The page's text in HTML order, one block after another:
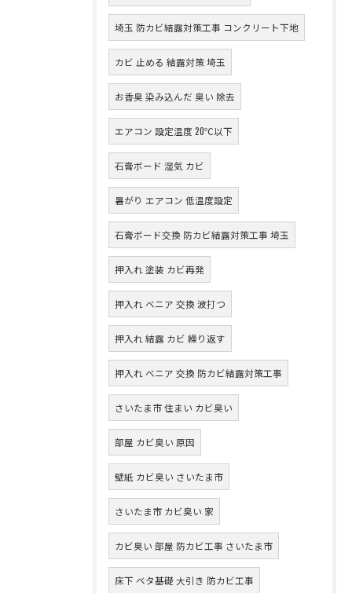
埼玉 防カビ結露対策工事 コンクリート下地
カビ 止める 結露対策 埼玉
お香臭 染み込んだ 臭い 除去
エアコン 設定温度 20℃以下
石膏ボード 湿気 カビ
暑がり エアコン 低温度設定
石膏ボード交換 防カビ結露対策工事 埼玉
押入れ 塗装 カビ再発
押入れ ベニア 交換 波打つ
押入れ 結露 カビ 繰り返す
押入れ ベニア 交換 防カビ結露対策工事
さいたま市 住まい カビ臭い
部屋 カビ臭い 原因
壁紙 カビ臭い さいたま市
さいたま市 カビ臭い 家
カビ臭い 部屋 防カビ工事 さいたま市
床下 ベタ基礎 大引き 防カビ工事